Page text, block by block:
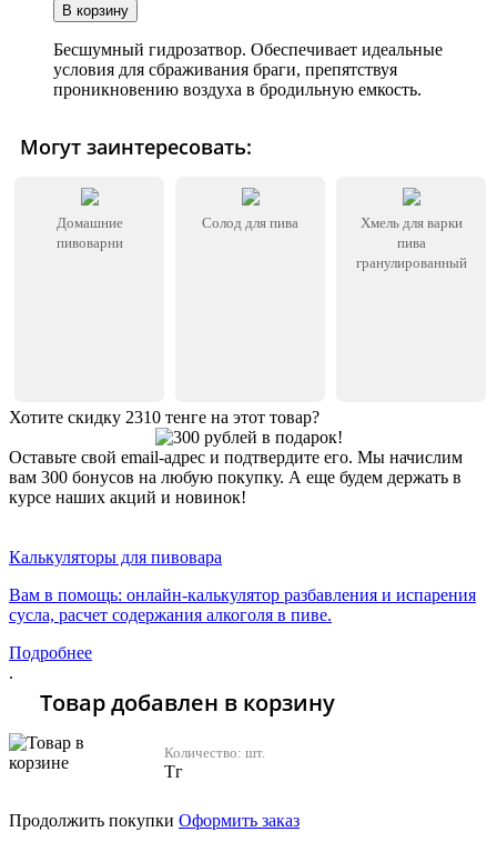
Бесшумный гидрозатвор. Обеспечивает идеальные
условия для сбраживания браги, препятствуя
проникновению воздуха в бродильную емкость.
Могут заинтересовать:
Домашние
пивоварни
Солод для пива
Хмель для варки
пива
гранулированный
Хотите скидку 2310 тенге на этот товар?
Оставьте свой email-адрес и подтвердите его. Мы начислим
вам 300 бонусов на любую покупку. А еще будем держать в
курсе наших акций и новинок!
Калькуляторы для пивовара
Вам в помощь: онлайн-калькулятор разбавления и испарения
сусла, расчет содержания алкоголя в пиве.
Подробнее
.
Товар добавлен в корзину
Количество: шт.
Тг
Продолжить покупки Оформить заказ